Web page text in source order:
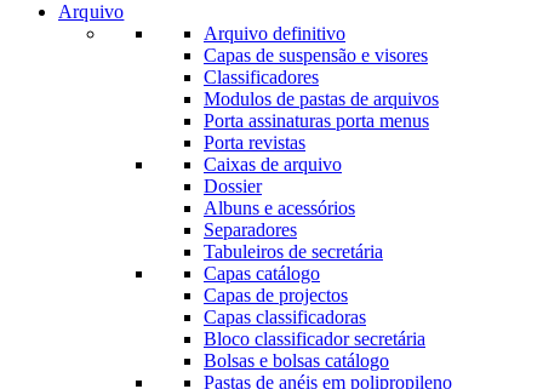
Arquivo
Arquivo definitivo
Capas de suspensão e visores
Classificadores
Modulos de pastas de arquivos
Porta assinaturas porta menus
Porta revistas
Caixas de arquivo
Dossier
Albuns e acessórios
Separadores
Tabuleiros de secretária
Capas catálogo
Capas de projectos
Capas classificadoras
Bloco classificador secretária
Bolsas e bolsas catálogo
Pastas de anéis em polipropileno